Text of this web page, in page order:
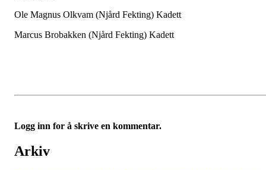
Ole Magnus Olkvam (Njård Fekting) Kadett
Marcus Brobakken (Njård Fekting) Kadett
Logg inn for å skrive en kommentar.
Arkiv